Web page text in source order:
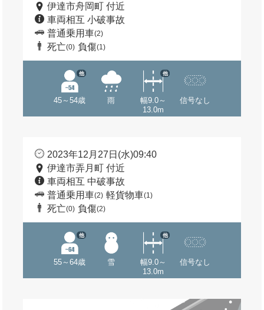
伊達市舟岡町 付近
車両相互 小破事故
普通乗用車(2)
死亡(0) 負傷(1)
45～54歳
他
雨
幅9.0～
13.0m
他
信号なし
2023年12月27日(水)09:40
伊達市弄月町 付近
車両相互 中破事故
普通乗用車(2) 軽貨物車(1)
死亡(0) 負傷(2)
55～64歳
他
雪
幅9.0～
13.0m
他
信号なし